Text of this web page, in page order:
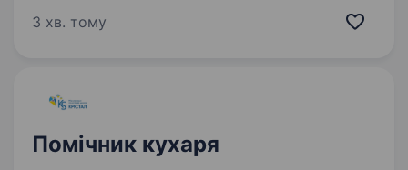
колектив; Відкрита кухня; Графік роботи
3 хв. тому
Помічник кухаря